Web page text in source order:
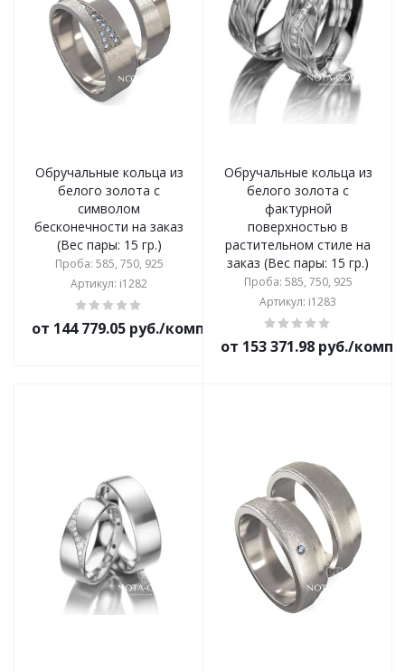
Обручальные кольца из
белого золота с
символом
бесконечности на заказ
(Вес пары: 15 гр.)
Проба: 585, 750, 925
Артикул: i1282
от 144 779.05 руб./комплект
Обручальные кольца из
белого золота с
фактурной
поверхностью в
растительном стиле на
заказ (Вес пары: 15 гр.)
Проба: 585, 750, 925
Артикул: i1283
от 153 371.98 руб./